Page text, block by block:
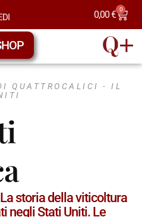
0,00€ 0
QUATTROCALICI -IL
storia della viticoltura
negli Stati Uniti. Le